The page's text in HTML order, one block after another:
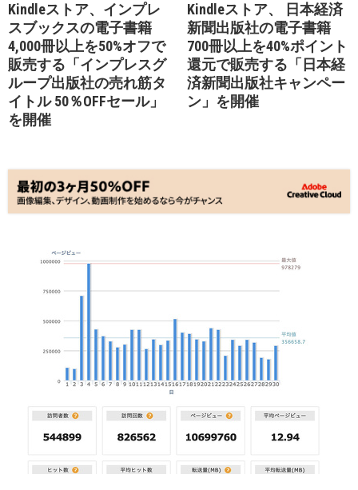
Kindleストア、インプレ
スブックスの電子書籍
4,000冊以上を50%オフで
販売する「インプレスグ
ループ出版社の売れ筋タ
イトル 50％OFFセール」
を開催
Kindleストア、 日本経済
新聞出版社の電子書籍
700冊以上を40%ポイント
還元で販売する「日本経
済新聞出版社キャンペー
ン」を開催